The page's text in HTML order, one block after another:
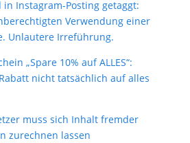
Instagram-Posting getaggt:
Verwendung einer
Unlautere Irreführung.
„Spare 10% auf ALLES“:
nicht tatsächlich auf alles
muss sich Inhalt fremder
zurechnen lassen